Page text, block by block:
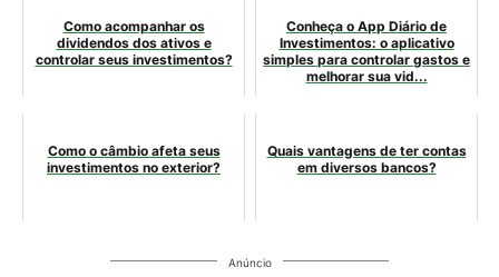
Como acompanhar os
dividendos dos ativos e
controlar seus investimentos?
Conheça o App Diário de
Investimentos: o aplicativo
simples para controlar gastos e
melhorar sua vid...
Como o câmbio afeta seus
investimentos no exterior?
Quais vantagens de ter contas
em diversos bancos?
Anúncio